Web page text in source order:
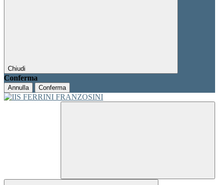
Chiudi
Conferma
Annulla Conferma